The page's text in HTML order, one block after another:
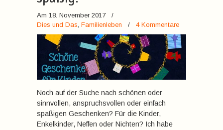
Am 18. November 2017
/
Dies und Das, Familienleben / 4 Kommentare
Noch auf der Suche nach schönen oder
sinnvollen, anspruchsvollen oder einfach
spaßigen Geschenken? Für die Kinder,
Enkelkinder, Neffen oder Nichten? Ich habe